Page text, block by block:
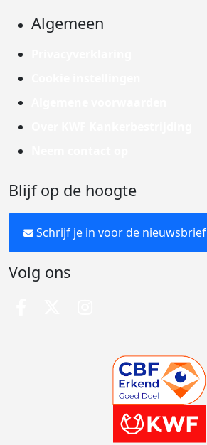
Algemeen
Blijf op de hoogte
Schrijf je in voor de nieuwsbrief
Volg ons